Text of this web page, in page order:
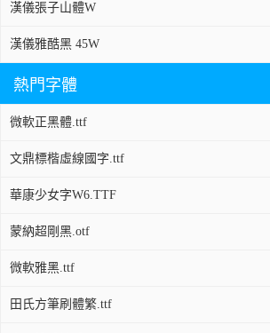
漢儀張子山體W
漢儀雅酷黑 45W
熱門字體
微軟正黑體.ttf
文鼎標楷虛線國字.ttf
華康少女字W6.TTF
蒙納超剛黑.otf
微軟雅黑.ttf
田氏方筆刷體繁.ttf